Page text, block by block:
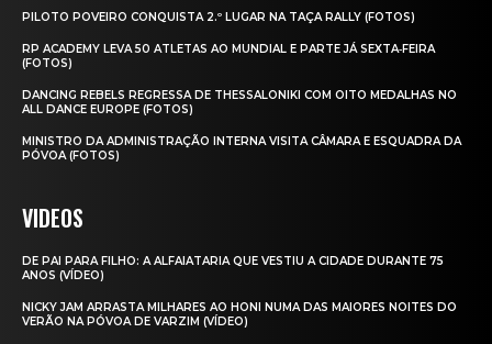
PILOTO POVEIRO CONQUISTA 2.º LUGAR NA TAÇA RALLY (FOTOS)
RP ACADEMY LEVA 50 ATLETAS AO MUNDIAL E PARTE JÁ SEXTA‑FEIRA
(FOTOS)
DANCING REBELS REGRESSA DE THESSALONIKI COM OITO MEDALHAS NO
ALL DANCE EUROPE (FOTOS)
MINISTRO DA ADMINISTRAÇÃO INTERNA VISITA CÂMARA E ESQUADRA DA
PÓVOA (FOTOS)
VIDEOS
DE PAI PARA FILHO: A ALFAIATARIA QUE VESTIU A CIDADE DURANTE 75
ANOS (VÍDEO)
NICKY JAM ARRASTA MILHARES AO HONI NUMA DAS MAIORES NOITES DO
VERÃO NA PÓVOA DE VARZIM (VÍDEO)